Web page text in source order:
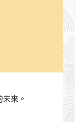
來。